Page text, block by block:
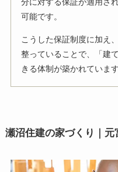
可能です。
こうした保証制度に加え
整っていることで、「建
きる体制が築かれています
瀬沼住建の家づくり｜